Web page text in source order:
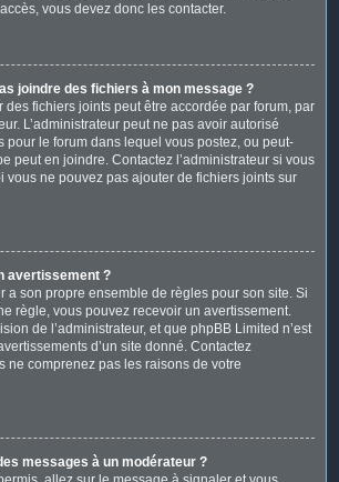
vous devez donc les contacter.
joindre des fichiers à mon message ?
des fichiers joints peut être accordée par forum, par
L’administrateur peut ne pas avoir autorisé
pour le forum dans lequel vous postez, ou peut-
peut en joindre. Contactez l’administrateur si vous
vous ne pouvez pas ajouter de fichiers joints sur
avertissement ?
a son propre ensemble de règles pour son site. Si
règle, vous pouvez recevoir un avertissement.
de l’administrateur, et que phpBB Limited n’est
d’un site donné. Contactez
ne comprenez pas les raisons de votre
messages à un modérateur ?